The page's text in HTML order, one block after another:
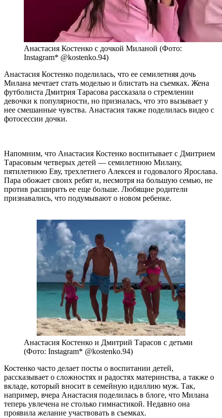
Анастасия Костенко с дочкой Миланой (Фото:
Instagram* @kostenko.94)
Анастасия Костенко поделилась, что ее семилетняя дочь
Милана мечтает стать моделью и блистать на съемках. Жена
футболиста Дмитрия Тарасова рассказала о стремлении
девочки к популярности, но призналась, что это вызывает у
нее смешанные чувства. Анастасия также поделилась видео с
фотосессии дочки.
Напомним, что Анастасия Костенко воспитывает с Дмитрием
Тарасовым четверых детей — семилетнюю Милану,
пятилетнюю Еву, трехлетнего Алексея и годовалого Ярослава.
Пара обожает своих ребят и, несмотря на большую семью, не
против расширить ее еще больше. Любящие родители
признавались, что подумывают о новом ребенке.
Анастасия Костенко и Дмитрий Тарасов с детьми
(Фото: Instagram* @kostenko.94)
Костенко часто делает посты о воспитании детей,
рассказывает о сложностях и радостях материнства, а также о
вкладе, который вносит в семейную идиллию муж. Так,
например, вчера Анастасия поделилась в блоге, что Милана
теперь увлечена не столько гимнастикой. Недавно она
проявила желание участвовать в съемках.